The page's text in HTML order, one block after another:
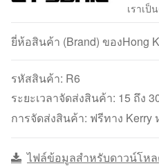
เราเป็
ยี่ห้อสินค้า (Brand) ของHong
รหัสสินค้า: R6
ระยะเวลาจัดส่งสินค้า: 15 ถึง
การจัดส่งสินค้า: ฟรีทาง Kerry
ไฟล์ข้อมูลสำหรับดาวน์โห